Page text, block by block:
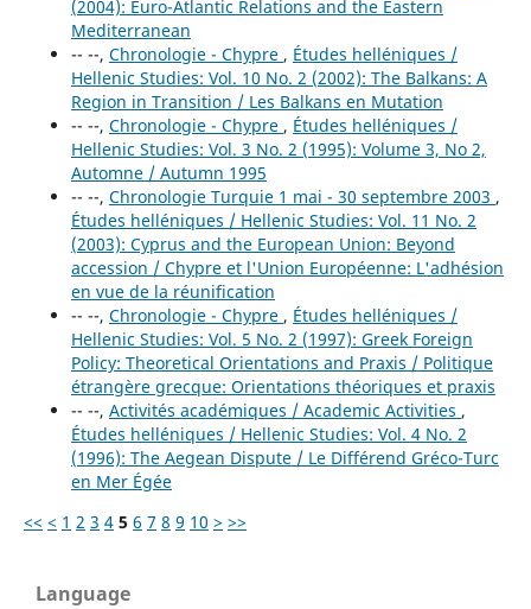
(2004): Euro-Atlantic Relations and the Eastern
Mediterranean
-- --, Chronologie - Chypre , Études helléniques /
Hellenic Studies: Vol. 10 No. 2 (2002): The Balkans: A
Region in Transition / Les Balkans en Mutation
-- --, Chronologie - Chypre , Études helléniques /
Hellenic Studies: Vol. 3 No. 2 (1995): Volume 3, No 2,
Automne / Autumn 1995
-- --, Chronologie Turquie 1 mai - 30 septembre 2003 ,
Études helléniques / Hellenic Studies: Vol. 11 No. 2
(2003): Cyprus and the European Union: Beyond
accession / Chypre et l'Union Européenne: L'adhésion
en vue de la réunification
-- --, Chronologie - Chypre , Études helléniques /
Hellenic Studies: Vol. 5 No. 2 (1997): Greek Foreign
Policy: Theoretical Orientations and Praxis / Politique
étrangère grecque: Orientations théoriques et praxis
-- --, Activités académiques / Academic Activities ,
Études helléniques / Hellenic Studies: Vol. 4 No. 2
(1996): The Aegean Dispute / Le Différend Gréco-Turc
en Mer Égée
<< < 1 2 3 4 5 6 7 8 9 10 > >>
Language